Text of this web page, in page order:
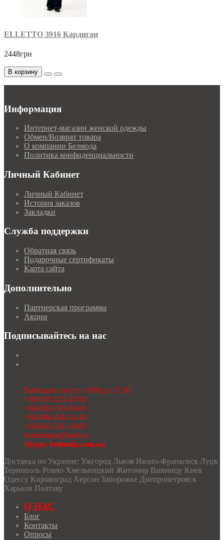
ELLETTO 3916 Кардиган
2448грн
В корзину
Информация
Интернет-магазин женской одежды
Обмен/Возврат товара
О компании Белмода
Политика конфиденциальности
Личный Кабинет
Личный Кабинет
История заказов
Закладки
Служба поддержки
Обратная связь
Подарочные сертификаты
Карта сайта
Дополнительно
Партнерская программа
Акции
Подписывайтесь на нас
Работаем: пн-пт с 9:00 до 17:30
+38-033-525-35-92
+38-050-743-10-61
+38-096-438-14-43
+38-063-321-10-85
belmodaua@mail.ru
Skype: belmoda.com.ua
Доставка по Украине: Ужгород Львов Ивано-Франковск Луцк
Тернополь Ровно Хмельницкий Житомир Винницу Киев
Одессу Кировоград Херсон Запорожье Днепропетровск
Харьков Полтаву
О НАС
Блог
Контакты
Опросы